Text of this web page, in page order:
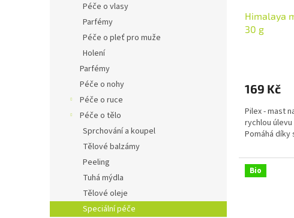
Péče o vlasy
Parfémy
Péče o pleť pro muže
Holení
Parfémy
Péče o nohy
Péče o ruce
Péče o tělo
Sprchování a koupel
Tělové balzámy
Peeling
Tuhá mýdla
Tělové oleje
Speciální péče
Himalaya
30 g
169 Kč
Pilex - mast
rychlou
Pomáhá
Bio